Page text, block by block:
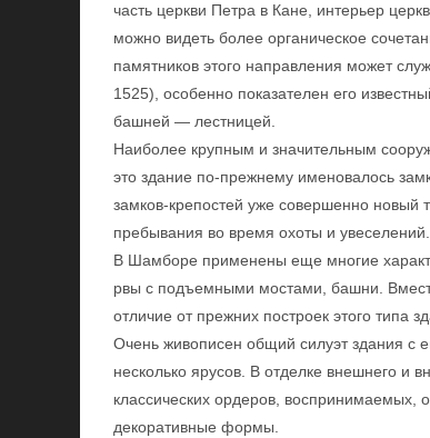
часть церкви Петра в Кане, интерьер
можно видеть более органическое
памятников этого направления может
1525), особенно показателен его
башней — лестницей.
Наиболее крупным и значительным
это здание по-прежнему именовалось
замков-крепостей уже совершенно новый
пребывания во время охоты и увеселений.
В Шамборе применены еще многие
рвы с подъемными мостами, башни.
отличие от прежних построек этого типа
Очень живописен общий силуэт здания с
несколько ярусов. В отделке внешнего и
классических ордеров, воспринимаемых,
декоративные формы.